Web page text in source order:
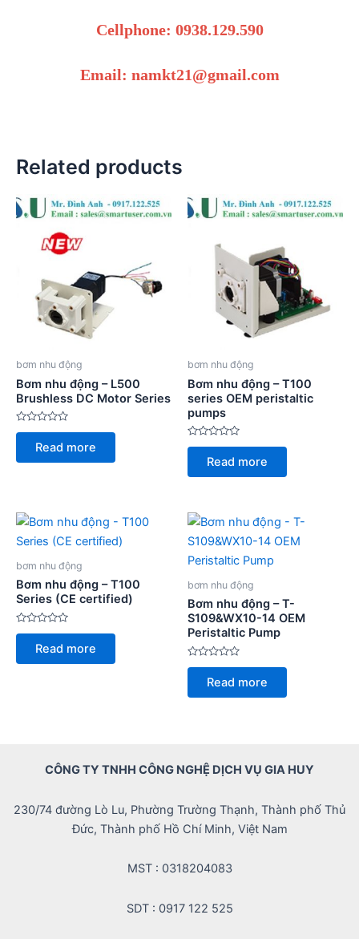
Cellphone: 0938.129.590
Email: namkt21@gmail.com
Related products
bơm nhu động
Bơm nhu động – L500
Brushless DC Motor Series
Rated
of
Read more
bơm nhu động
Bơm nhu động – T100
series OEM peristaltic
pumps
Rated
of
Read more
bơm nhu động
Bơm nhu động – T100
Series (CE certified)
Rated
of
Read more
bơm nhu động
Bơm nhu động – T-
S109&WX10-14 OEM
Peristaltic Pump
Rated
of
Read more
CÔNG TY TNHH CÔNG NGHỆ DỊCH VỤ GIA HUY
230/74 đường Lò Lu, Phường Trường Thạnh, Thành phố Thủ
Đức, Thành phố Hồ Chí Minh, Việt Nam
MST : 0318204083
SDT : 0917 122 525